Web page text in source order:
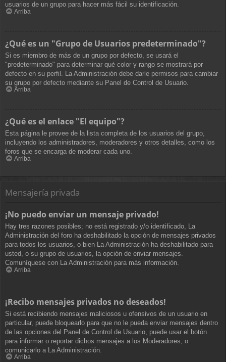
usuarios de un grupo para hacer más fácil su identificación.
Arriba
¿Qué es un "Grupo de Usuarios predeterminado"?
Si es miembro de más de un grupo por defecto, se usará el
"predeterminado" para determinar qué color y rango se mostrará por
defecto en su perfil. La Administración debe darle permisos para cambiar
su grupo por defecto mediante su Panel de Control de Usuario.
Arriba
¿Qué es el enlace "El equipo"?
Esta página le provee de la lista completa de los usuarios del grupo,
incluyendo los administradores, moderadores y otros detalles, como los
foros que se encarga de moderar cada uno.
Arriba
Mensajería privada
¡No puedo enviar un mensaje privado!
Hay tres razones posibles; no está registrado y/o identificado, La
Administración del foro ha deshabilitado la opción de mensajes privados
para todos los usuarios, o bien La Administración ha deshabilitado para
usted, o su grupo de usuarios, la opción de enviar mensajes.
Comuníquese con La Administración para más información.
Arriba
¡Recibo mensajes privados no deseados!
Si está recibiendo mensajes maliciosos u ofensivos de un usuario en
particular, puede bloquearlo para que no le pueda enviar mensajes dentro
de las opciones del Panel de Control de Usuario, puede usar el botón
para informar o reportar dichos mensajes a los Moderadores, o
comunicarlo a La Administración.
Arriba